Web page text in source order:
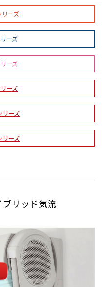
リーズ
ーズ
ーズ
ーズ
リーズ
リーズ
ブリッド気流